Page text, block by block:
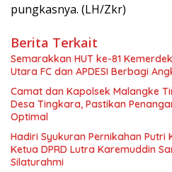
pungkasnya. (LH/Zkr)
Berita Terkait
Semarakkan HUT ke-81
Utara FC dan APDESI Berbagi
Camat dan Kapolsek Malangke
Desa Tingkara, Pastikan
Optimal
Hadiri Syukuran Pernikahan Putri
Ketua DPRD Lutra Karemuddin
Silaturahmi